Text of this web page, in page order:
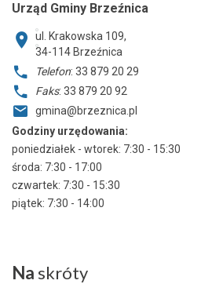
Urząd Gminy Brzeźnica
ul. Krakowska 109,
34-114 Brzeźnica
Telefon: 33 879 20 29
Faks: 33 879 20 92
gmina@brzeznica.pl
Godziny urzędowania:
poniedziałek - wtorek: 7:30 - 15:30
środa: 7:30 - 17:00
czwartek: 7:30 - 15:30
piątek: 7:30 - 14:00
Na skróty